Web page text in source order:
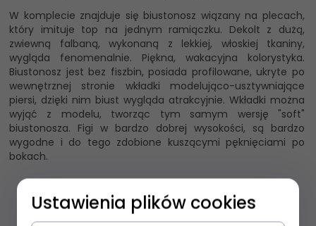
W komplecie znajduje się biustonosz wiązany na plecach,
który imituje top na jednym ramiączku. Dekolt z dużą,
zwiewną falbaną, wykonaną z lekkiej, włoskiej tkaniny,
wygląda fenomenalnie. Piękna, wakacyjna kolorystyka.
Biustonosz jest bez fiszbin, posiada profilowane, ukryte po
wewnętrznej stronie wkładki modelująco-usztywniające
piersi, dzięki nim biust wygląda atrakcyjnie. Wkładki można
wyjąć z modelu, tworząc tym samym wersję "soft"
biustonosza. Figi w bardzo dobrej wysokości, są bardzo
wygodne i do tego zdobione kuszącymi pęknięciami po
bokach.
Ustawienia plików cookies